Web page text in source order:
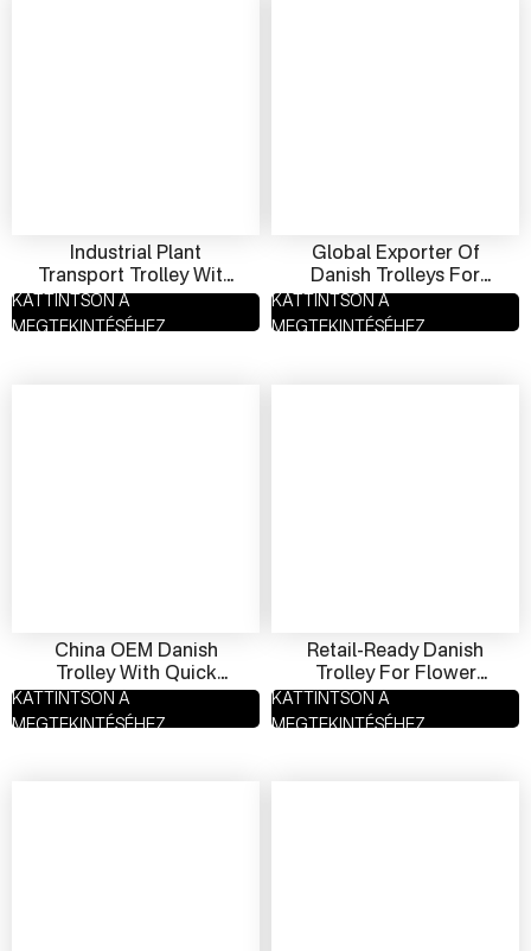
Industrial Plant
Transport Trolley With
Stackable Frame |
Heavy-Duty Danish Cart
KATTINTSON A
MEGTEKINTÉSÉHEZ
Global Exporter Of
Danish Trolleys For
Agriculture |
Agricultural Plant Cart
KATTINTSON A
MEGTEKINTÉSÉHEZ
China OEM Danish
Trolley With Quick
Assembly | Flat-Pack
Plant Cart Manufacturer
KATTINTSON A
MEGTEKINTÉSÉHEZ
Retail-Ready Danish
Trolley For Flower
Shops | Display-Grade
Plant Cart Supplier
KATTINTSON A
MEGTEKINTÉSÉHEZ